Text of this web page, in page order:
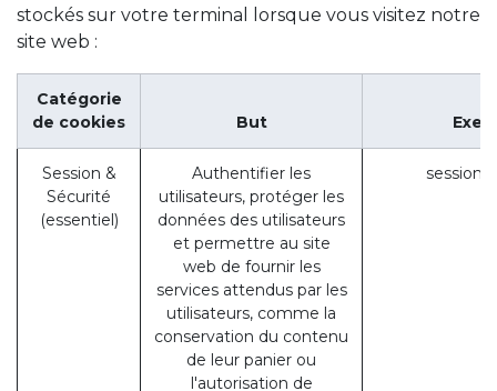
stockés sur votre terminal lorsque vous visitez notre
site web :
Catégorie
de cookies
But
Session &
Sécurité
(essentiel)
Authentifier les
utilisateurs, protéger les
données des utilisateurs
et permettre au site
web de fournir les
services attendus par les
utilisateurs, comme la
conservation du contenu
de leur panier ou
l'autorisation de